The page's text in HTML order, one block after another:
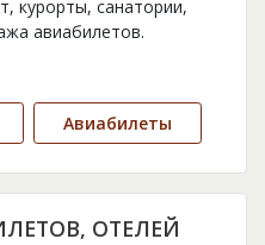
курорты, санатории,
авиабилетов.
Авиабилеты
ОТЕЛЕЙ